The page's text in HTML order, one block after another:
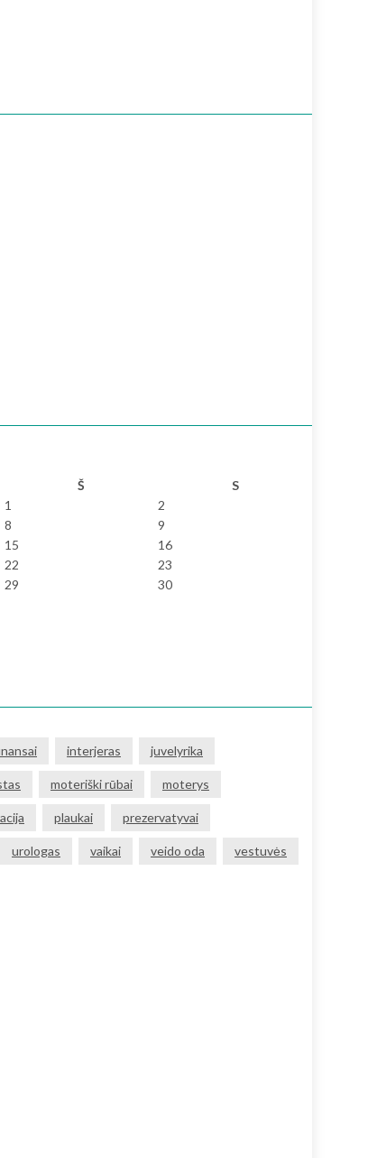
Š
S
1
2
8
9
15
16
22
23
29
30
interjeras juvelyrika
moteriški rūbai moterys
plaukai prezervatyvai
urologas vaikai veido oda vestuvės